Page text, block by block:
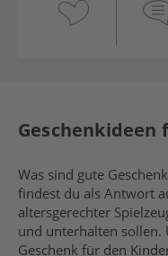
Was sind gute
findest du als Antwort
altersgerechter
und unterhalten sollen.
Geschenk für den